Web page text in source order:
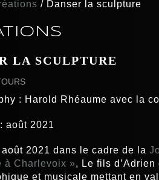
/ Danser la sculpture
LA SCULPTURE
: Harold Rhéaume avec la
août 2021
août 2021 dans le cadre de la
à Charlevoix », Le fils
et musicale mettant en